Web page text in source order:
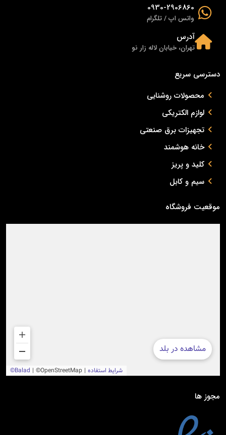
0930-2906860
واتس اپ / تلگرام
آدرس
تهران، خیابان لاله زار نو
دسترسی سریع
محصولات روشنایی
لوازم الکتریکی
تجهیزات برق صنعتی
خانه هوشمند
کلید و پریز
سیم و کابل
موقعیت فروشگاه
مجوز ها